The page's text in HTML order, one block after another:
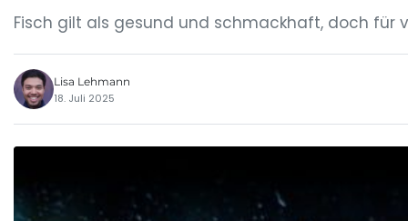
Fisch gilt als gesund und schmackhaft, doch für
Lisa Lehmann
18. Juli 2025